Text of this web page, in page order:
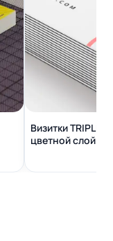
Визитки
цветной слой